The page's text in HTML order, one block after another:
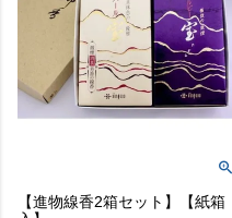
【進物線香2箱セット】【紙箱